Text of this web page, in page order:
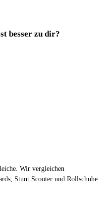
besser zu dir?
Wir vergleichen
Stunt Scooter und Rollschuhe